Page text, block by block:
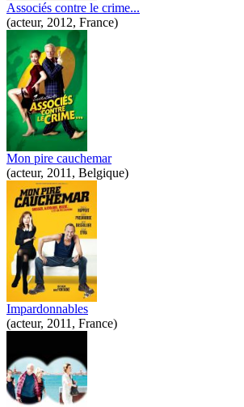
Associés contre le crime...
(acteur, 2012, France)
Mon pire cauchemar
(acteur, 2011, Belgique)
Impardonnables
(acteur, 2011, France)